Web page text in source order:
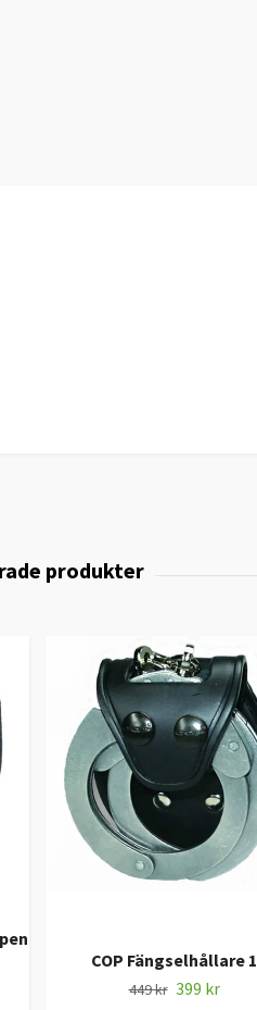
COP Fängselhållare 1
449 kr 399 kr